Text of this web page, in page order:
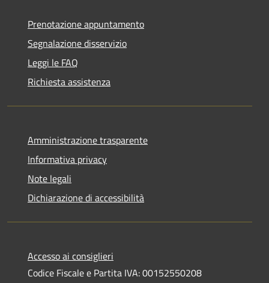
Prenotazione appuntamento
Segnalazione disservizio
Leggi le FAQ
Richiesta assistenza
Amministrazione trasparente
Informativa privacy
Note legali
Dichiarazione di accessibilità
Accesso ai consiglieri
Codice Fiscale e Partita IVA: 00152550208